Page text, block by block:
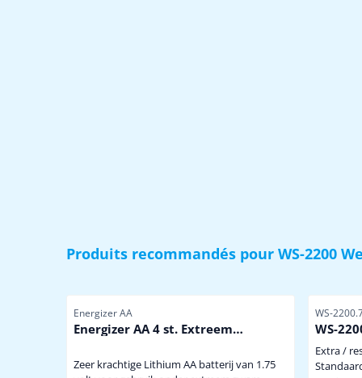
Produits recommandés pour WS-2200
Référence
Energizer AA
Energizer AA 4 st. Extreem
Lithium Batterij
Zeer krachtige Lithium AA batterij van 1.75
Référence
WS-
WS-
Extra /